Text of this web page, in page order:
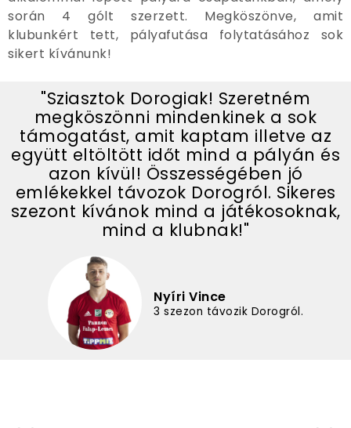
során 4 gólt szerzett. Megköszönve, amit
klubunkért tett, pályafutása folytatásához sok
sikert kívánunk!
"Sziasztok Dorogiak! Szeretném
megköszönni mindenkinek a sok
támogatást, amit kaptam illetve az
együtt eltöltött időt mind a pályán és
azon kívül! Összességében jó
emlékekkel távozok Dorogról. Sikeres
szezont kívánok mind a játékosoknak,
mind a klubnak!"
Nyíri Vince
3 szezon távozik Dorogról.